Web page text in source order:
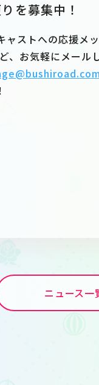
を募集中！
ャストへの応援
お気軽にメール
ニュース一